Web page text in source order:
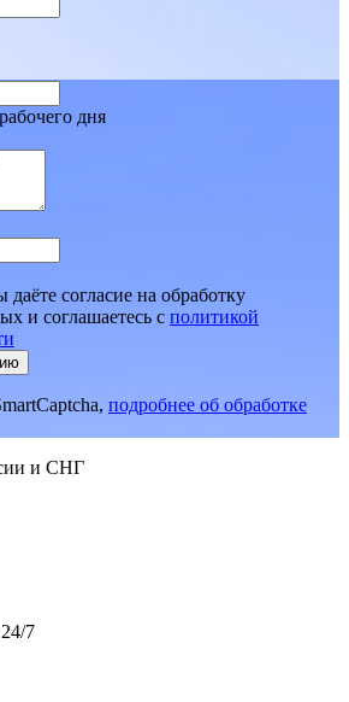
дня
согласие на обработку
и соглашаетесь c политикой
подробнее об обработке
и СНГ
7